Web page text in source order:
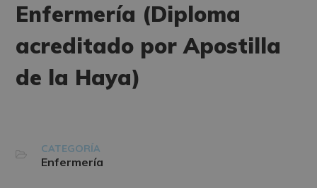
Enfermería (Diploma
acreditado por Apostilla
de la Haya)
CATEGORÍA
Enfermería